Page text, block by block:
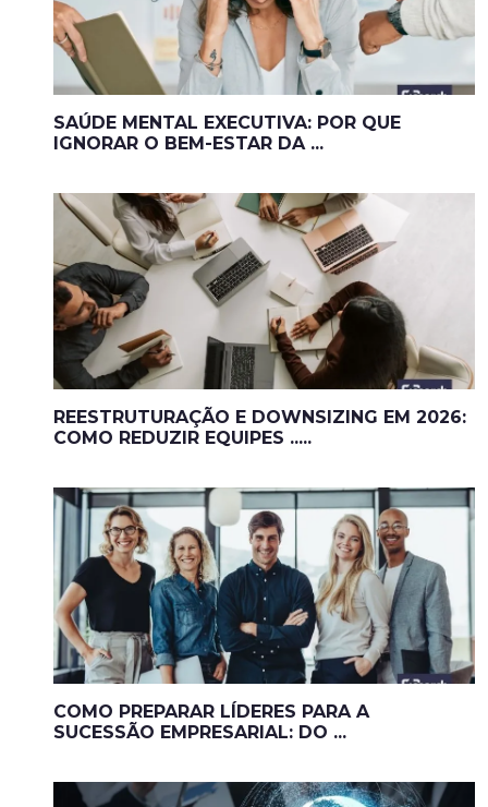
SAÚDE MENTAL EXECUTIVA: POR QUE
IGNORAR O BEM-ESTAR DA ...
REESTRUTURAÇÃO E DOWNSIZING EM 2026:
COMO REDUZIR EQUIPES .....
COMO PREPARAR LÍDERES PARA A
SUCESSÃO EMPRESARIAL: DO ...